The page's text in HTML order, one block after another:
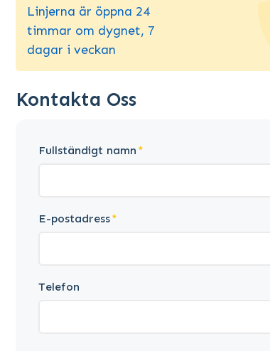
Linjerna är öppna 24
timmar om dygnet, 7
dagar i veckan
Kontakta Oss
Fullständigt namn
E-postadress
Telefon